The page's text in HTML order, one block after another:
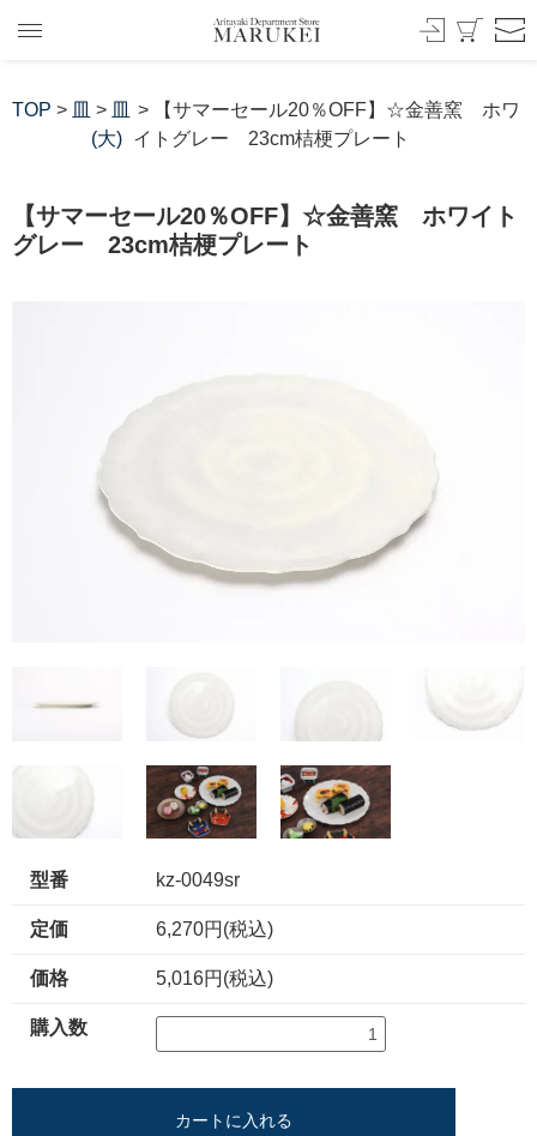
TOP > 皿 > 皿
(大)
> 【サマーセール20％OFF】☆金善窯 ホワ
イトグレー 23cm桔梗プレート
【サマーセール20％OFF】☆金善窯 ホワイト
グレー 23cm桔梗プレート
型番 kz-0049sr
定価 6,270円(税込)
価格 5,016円(税込)
購入数
カートに入れる